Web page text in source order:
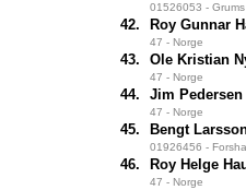
01526053 -
42. Roy Gunnar
47 - Norge
43. Ole Kristian
47 - Norge
44. Jim Pedersen
47 - Norge
45. Bengt
01926456 -
46. Roy Helge
47 - Norge